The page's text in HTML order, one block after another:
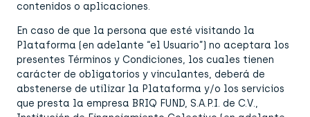
contenidos o aplicaciones.
En caso de que la persona que esté visitando la
Plataforma (en adelante “el Usuario”) no aceptara los
presentes Términos y Condiciones, los cuales tienen
carácter de obligatorios y vinculantes, deberá de
abstenerse de utilizar la Plataforma y/o los servicios
que presta la empresa BRIQ FUND, S.A.P.I. de C.V.,